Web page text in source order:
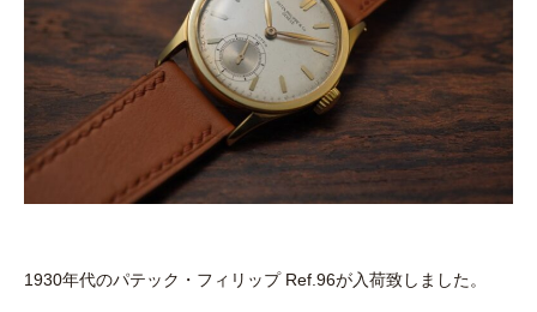
1930年代のパテック・フィリップ Ref.96が入荷致しました。